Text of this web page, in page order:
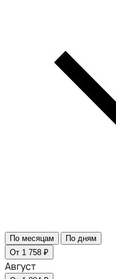
По месяцам
По дням
От 1 758 ₽
Август